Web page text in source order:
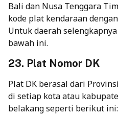
Bali dan Nusa Tenggara
kode plat kendaraan
Untuk daerah
bawah ini.
23. Plat Nomor DK
Plat DK berasal dari
di setiap kota atau
belakang seperti berikut ini: